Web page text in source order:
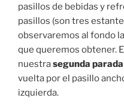
pasillos de bebidas y
pasillos (son tres
observaremos al fondo
que queremos obtener.
nuestrasegunda parada
vuelta por el pasillo
izquierda.